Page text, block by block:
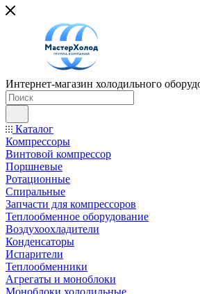
Интернет-магазин холодильного
Каталог
Компрессоры
Винтовой компрессор
Поршневые
Ротационные
Спиральные
Запчасти для компрессоров
Теплообменное оборудование
Воздухоохладители
Конденсаторы
Испарители
Теплообменники
Агрегаты и моноблоки
Моноблоки холодильные